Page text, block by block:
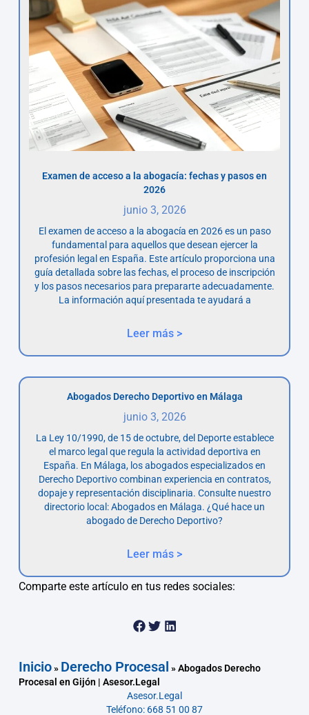
Examen de acceso a la abogacía: fechas y pasos en
2026
junio 3, 2026
El examen de acceso a la abogacía en 2026 es un paso
fundamental para aquellos que desean ejercer la
profesión legal en España. Este artículo proporciona una
guía detallada sobre las fechas, el proceso de inscripción
y los pasos necesarios para prepararte adecuadamente.
La información aquí presentada te ayudará a
Leer más >
Abogados Derecho Deportivo en Málaga
junio 3, 2026
La Ley 10/1990, de 15 de octubre, del Deporte establece
el marco legal que regula la actividad deportiva en
España. En Málaga, los abogados especializados en
Derecho Deportivo combinan experiencia en contratos,
dopaje y representación disciplinaria. Consulte nuestro
directorio local: Abogados en Málaga. ¿Qué hace un
abogado de Derecho Deportivo?
Leer más >
Comparte este artículo en tus redes sociales:
Inicio» Derecho Procesal »Abogados Derecho
Procesal en Gijón | Asesor.Legal
Asesor.Legal
Teléfono: 668 51 00 87